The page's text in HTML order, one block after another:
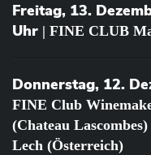
Freitag, 13.
Uhr | FINE CLUB
Donnerstag, 12.
FINE Club
(Chateau
Lech (Österreich)